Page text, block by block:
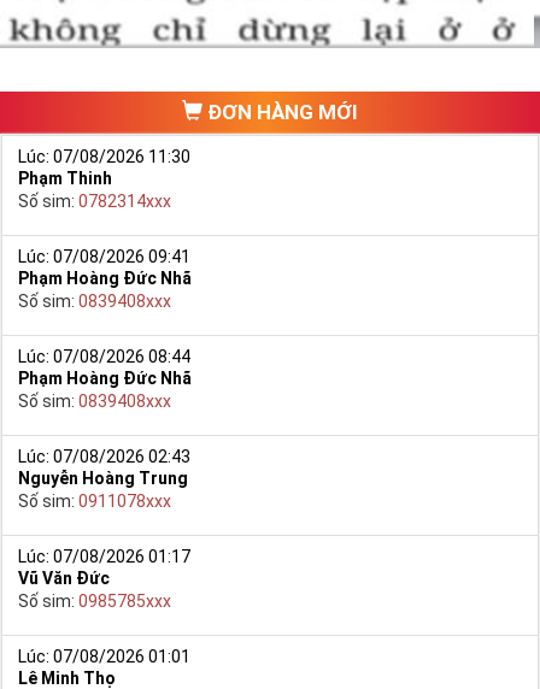
ĐƠN HÀNG MỚI
Lúc: 07/08/2026 11:30
Phạm Thinh
Số sim: 0782314xxx
Lúc: 07/08/2026 09:41
Phạm Hoàng Đức Nhã
Số sim: 0839408xxx
Lúc: 07/08/2026 08:44
Phạm Hoàng Đức Nhã
Số sim: 0839408xxx
Lúc: 07/08/2026 02:43
Nguyễn Hoàng Trung
Số sim: 0911078xxx
Lúc: 07/08/2026 01:17
Vũ Văn Đức
Số sim: 0985785xxx
Lúc: 07/08/2026 01:01
Lê Minh Thọ